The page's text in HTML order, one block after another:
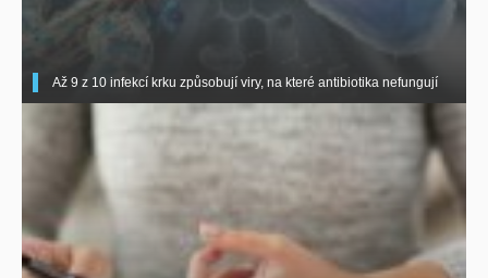
Až 9 z 10 infekcí krku způsobují viry, na které antibiotika nefungují